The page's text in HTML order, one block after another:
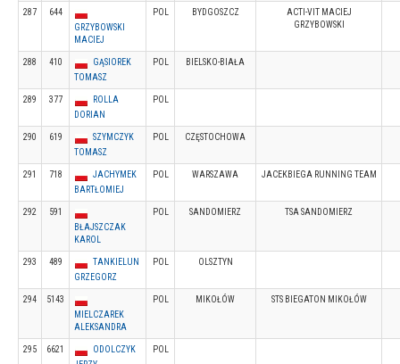
287
644
GRZYBOWSKI
MACIEJ
POL BYDGOSZCZ
ACTI-VIT MACIEJ
GRZYBOWSKI
288 410
GĄSIOREK
TOMASZ
POL BIELSKO-BIAŁA
289 377
ROLLA
DORIAN
POL
290 619
SZYMCZYK
TOMASZ
POL CZĘSTOCHOWA
291 718
JACHYMEK
BARTŁOMIEJ
POL WARSZAWA JACEKBIEGA RUNNING TEAM
292
591
BŁAJSZCZAK
KAROL
POL SANDOMIERZ TSA SANDOMIERZ
293 489
TANKIELUN
GRZEGORZ
POL OLSZTYN
294
5143
MIELCZAREK
ALEKSANDRA
POL MIKOŁÓW STS BIEGATON MIKOŁÓW
295 6621
ODOLCZYK
POL